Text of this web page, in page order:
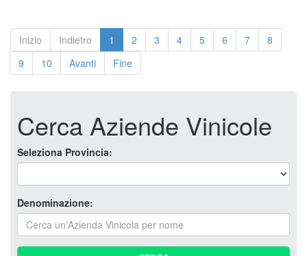
Inizio Indietro 1 2 3 4 5 6 7
8
9
10 Avanti Fine
Cerca Aziende Vinicole
Seleziona Provincia:
Denominazione: